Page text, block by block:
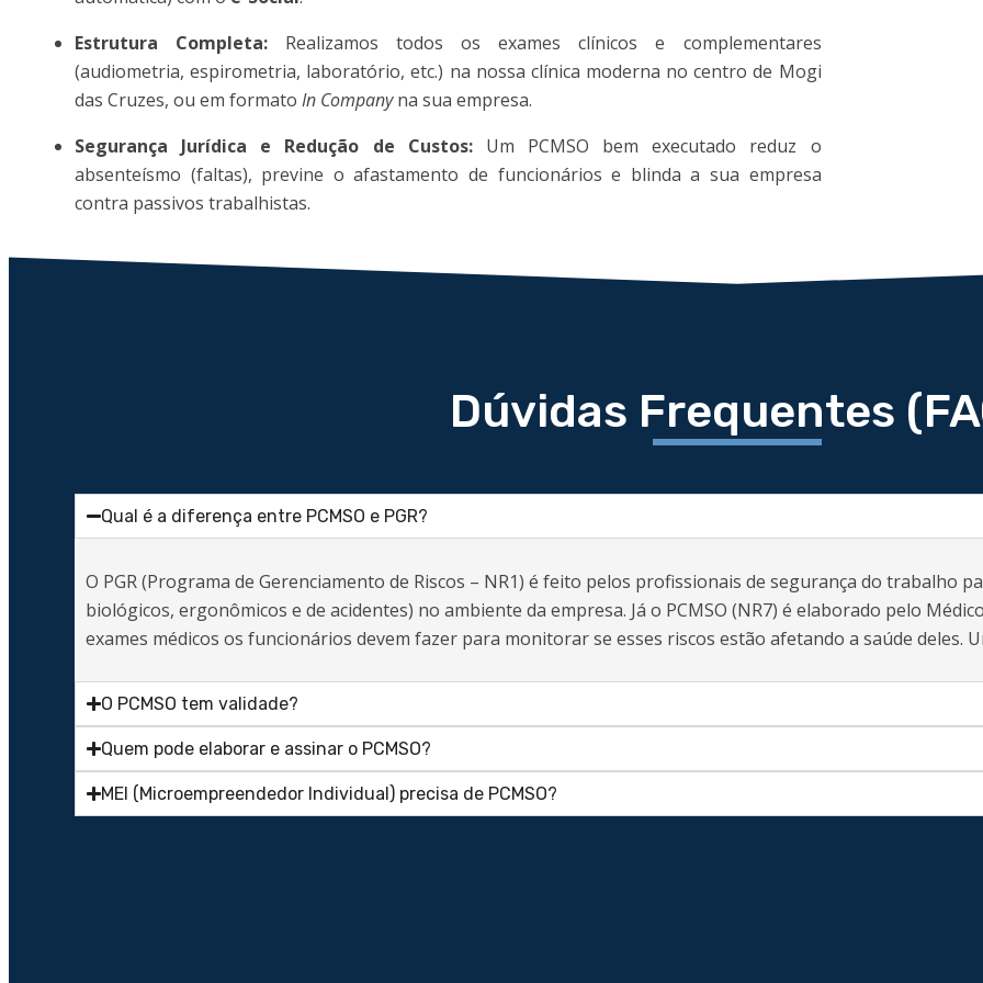
Estrutura Completa: Realizamos todos os exames clínicos e complementares
(audiometria, espirometria, laboratório, etc.) na nossa clínica moderna no centro de Mogi
das Cruzes, ou em formato In Companyna sua empresa.
Segurança Jurídica e Redução de Custos:Um PCMSO bem executado reduz o
absenteísmo (faltas), previne o afastamento de funcionários e blinda a sua empresa
contra passivos trabalhistas.
Dúvidas Frequentes
Qual é a diferença entre PCMSO e PGR?
O PGR (Programa de Gerenciamento de Riscos – NR1) é feito pelos profissionais de segurança do trabalho
biológicos, ergonômicos e de acidentes) no ambiente da empresa. Já o PCMSO (NR7) é elaborado pelo
exames médicos os funcionários devem fazer para monitorar se esses riscos estão afetando a saúde deles.
O PCMSO tem validade?
Quem pode elaborar e assinar o PCMSO?
MEI (Microempreendedor Individual) precisa de PCMSO?